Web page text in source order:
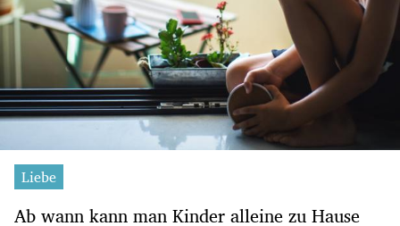
Liebe
Ab wann kann man Kinder alleine zu Hause